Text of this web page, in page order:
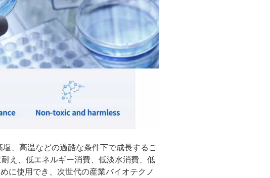
、高温などの過酷な条件下で成長するこ
え、低エネルギー消費、低淡水消費、低
に使用でき、次世代の産業バイオテクノ